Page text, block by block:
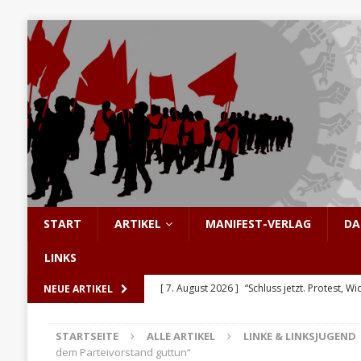
START ARTIKEL MANIFEST-VERLAG
LINKS
NEUE ARTIKEL [ 7. August 2026 ] “Schluss jetzt. Protest,
[ 5. August 2026 ]
Hinter den Barrikaden:
STARTSEITE ALLE ARTIKEL LINKE & LINKSJUGEND
dem Parteivorstand guttun“